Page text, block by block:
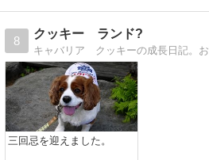
8
クッキー ランド?
三回忌を迎えました。